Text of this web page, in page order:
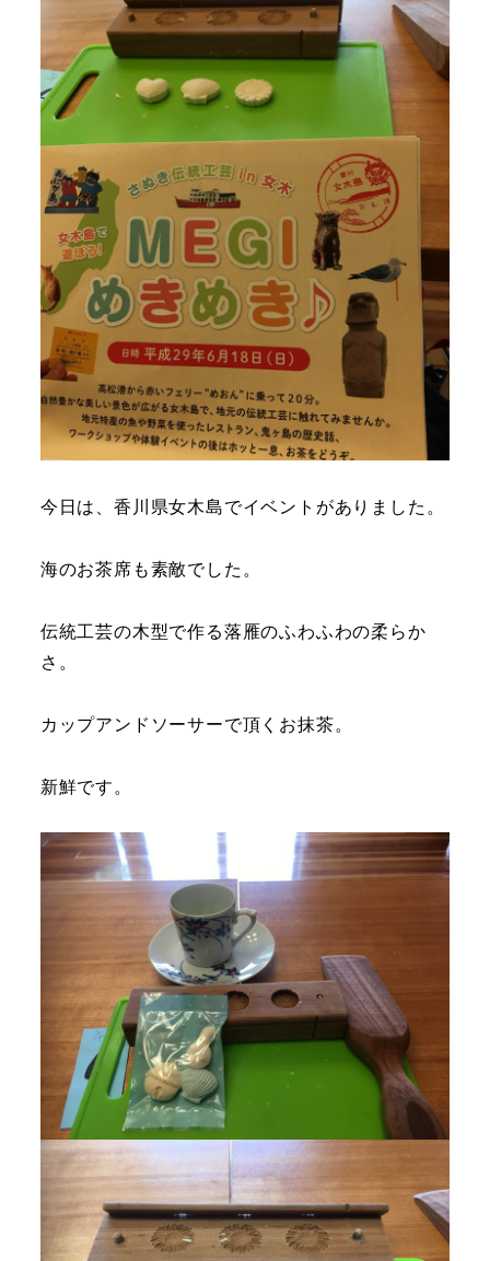
今日は、香川県女木島でイベントがありました。
海のお茶席も素敵でした。
伝統工芸の木型で作る落雁のふわふわの柔らか
さ。
カップアンドソーサーで頂くお抹茶。
新鮮です。